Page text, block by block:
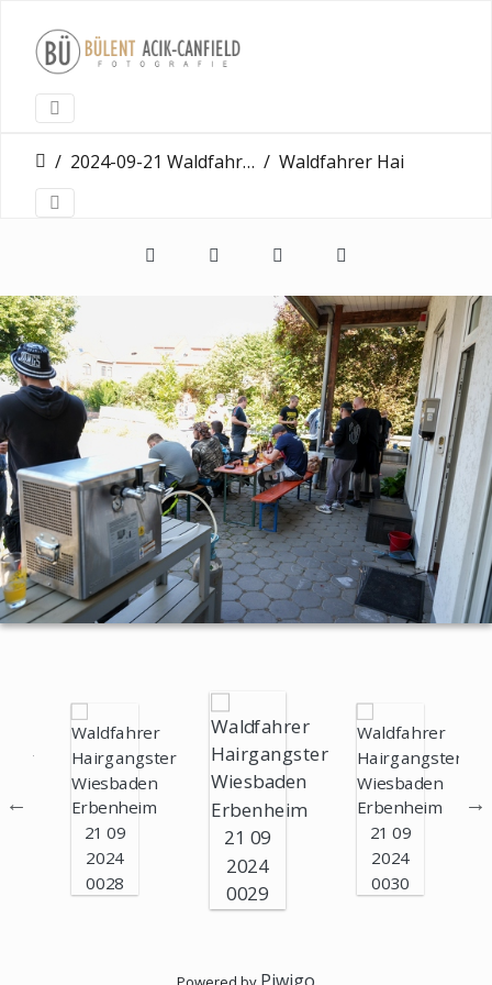
2024-09-21 Waldfahrer Erbenheim Waldfahrer Hairgangster Wiesbaden Erbenheim 21 09 2024 0029